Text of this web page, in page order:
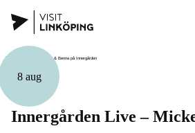
8 aug
Innergården Live –